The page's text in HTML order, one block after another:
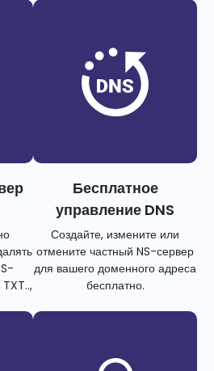
Бесплатное
управление DNS
Создайте, измените или
отмените частный NS-сервер
для вашего доменного адреса
бесплатно.